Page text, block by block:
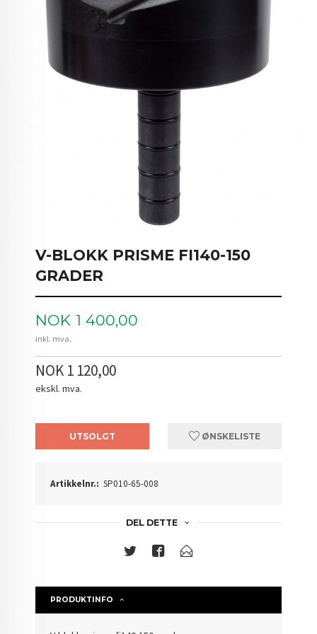
V-BLOKK PRISME FI140-150
GRADER
Pris
NOK 1 400,00
inkl. mva.
NOK 1 120,00
ekskl. mva.
UTSOLGT ØNSKELISTE
Artikkelnr.: SP010-65-008
DEL DETTE
PRODUKTINFO